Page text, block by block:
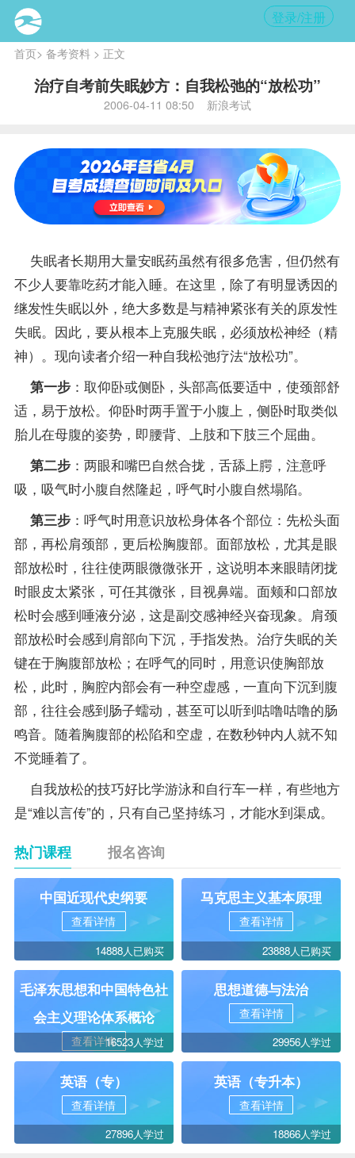
登录/注册
首页> 备考资料> 正文
治疗自考前失眠妙方：自我松弛的“放松功”
2006-04-11 08:50 新浪考试
失眠者长期用大量安眠药虽然有很多危害，但仍然有
不少人要靠吃药才能入睡。在这里，除了有明显诱因的
继发性失眠以外，绝大多数是与精神紧张有关的原发性
失眠。因此，要从根本上克服失眠，必须放松神经（精
神）。现向读者介绍一种自我松弛疗法“放松功”。
第一步：取仰卧或侧卧，头部高低要适中，使颈部舒
适，易于放松。仰卧时两手置于小腹上，侧卧时取类似
胎儿在母腹的姿势，即腰背、上肢和下肢三个屈曲。
第二步：两眼和嘴巴自然合拢，舌舔上腭，注意呼
吸，吸气时小腹自然隆起，呼气时小腹自然塌陷。
第三步：呼气时用意识放松身体各个部位：先松头面
部，再松肩颈部，更后松胸腹部。面部放松，尤其是眼
部放松时，往往使两眼微微张开，这说明本来眼睛闭拢
时眼皮太紧张，可任其微张，目视鼻端。面颊和口部放
松时会感到唾液分泌，这是副交感神经兴奋现象。肩颈
部放松时会感到肩部向下沉，手指发热。治疗失眠的关
键在于胸腹部放松；在呼气的同时，用意识使胸部放
松，此时，胸腔内部会有一种空虚感，一直向下沉到腹
部，往往会感到肠子蠕动，甚至可以听到咕噜咕噜的肠
鸣音。随着胸腹部的松陷和空虚，在数秒钟内人就不知
不觉睡着了。
自我放松的技巧好比学游泳和自行车一样，有些地方
是“难以言传”的，只有自己坚持练习，才能水到渠成。
热门课程 报名咨询
中国近现代史纲要
查看详情
14888人已购买
马克思主义基本原理
查看详情
23888人已购买
毛泽东思想和中国特色社
会主义理论体系概论
查看详情16523人学过
思想道德与法治
查看详情
29956人学过
英语（专）
查看详情
27896人学过
英语（专升本）
查看详情
18866人学过